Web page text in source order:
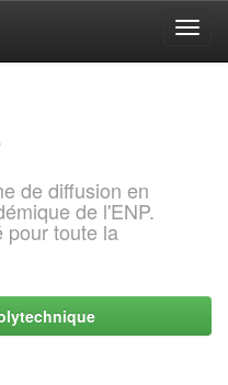
de diffusion en
de l'ENP.
pour toute la